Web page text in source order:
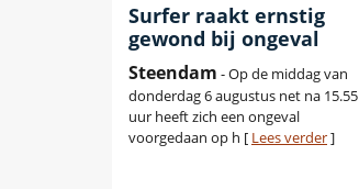
Surfer raakt ernstig
gewond bij ongeval
Steendam - Op de middag van
donderdag 6 augustus net na 15.55
uur heeft zich een ongeval
voorgedaan op h [ Lees verder]